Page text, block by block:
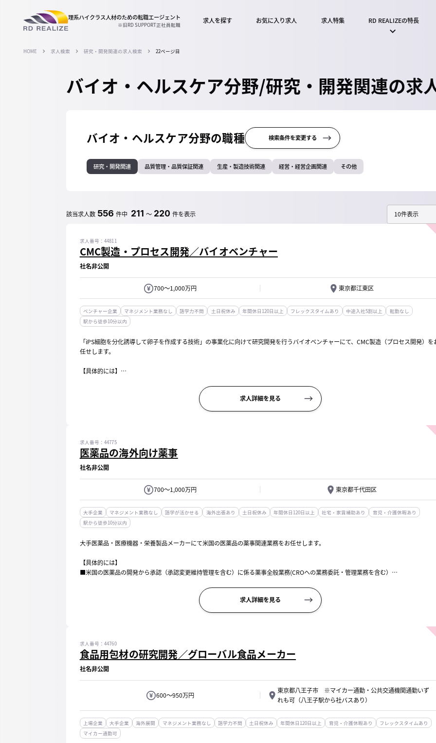
理系ハイクラス人材のための転職エージェント
※旧RD SUPPORT正社員転職 求人を探す お気に入り求人 求人特集 RD REALIZEの特長
HOME 求人検索 研究・開発関連の求人検索 22ページ目
バイオ・ヘルスケア分野/研究・開発関連の求
バイオ・ヘルスケア分野の職種 検索条件を変更する
研究・開発関連 品質管理・品質保証関連 生産・製造技術関連 経営・経営企画関連 その他
該当求人数 556 件中 211 ～ 220 件を表示
CMC製造・プロセス開発／バイオベンチャー
求人番号：44811
社名非公開
東京都江東区
700～1,000万円
ベンチャー企業 マネジメント業務なし 語学力不問 土日祝休み 年間休日120日以上 フレックスタイムあり 中途入社5割以上
転勤なし
駅から徒歩10分以内
「iPS細胞を分化誘導して卵子を作成する技術」の事業化に向けて研究開発を行うバイオベンチャーにて、CMC製造（プロセス開発）を
任せします。
【具体的には】
■CDMO/CMOとの技術移転、委託先管理、スケジュール・品質統制
求人詳細を見る
医薬品の海外向け薬事
求人番号：44775
社名非公開
東京都千代田区
700～1,000万円
大手企業 マネジメント業務なし 語学が活かせる 海外出張あり 土日祝休み 年間休日120日以上 社宅・家賃補助あり
育児・介護休暇あり
駅から徒歩10分以内
大手医薬品・医療機器・栄養製品メーカーにて米国の医薬品の薬事関連業務をお任せします。
【具体的には】
■米国の医薬品の開発から承認（承認変更維持管理を含む）に係る薬事全般業務(CROへの業務委託・管理業務を含む）
求人詳細を見る
食品用包材の研究開発／グローバル食品メーカー
求人番号：44760
社名非公開
東京都八王子市 ※マイカー通勤・公共交通機関通勤いず
れも可（八王子駅から社バスあり）
600～950万円
上場企業 大手企業 海外展開 マネジメント業務なし 語学力不問 土日祝休み 年間休日120日以上 育児・介護休暇あり
フレックスタイムあり
マイカー通勤可